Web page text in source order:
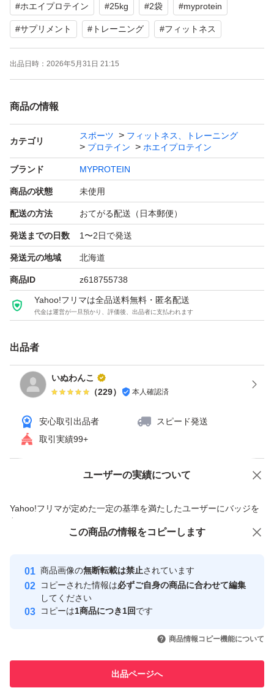
飽和脂肪酸6.0g2.1g
炭水化物15g5.2g
タンパク質62g22g
ストロベリーアイス
1食あたり：35g
100gあたり1食あたり
熱量1683kJ/399kcal589kJ/140kcal
脂質10g3.5g
飽和脂肪酸6.0g2.1g
炭水化物15g5.2g
糖類12g4.2g
タンパク質61g22g
よろしくお願いいたします。
#ホエイプロテイン #25kg #2袋 #myprotein
#サプリメント # トレーニング #フィットネス
出品日時： 2026年5月31日 21:15
商品の情報
カテゴリ
スポーツ
フィットネス、トレーニング
プロテイン
ホエイプロテイン
ブランド MYPROTEIN
商品の状態 未使用
配送の方法 おてがる配送（日本郵便）
発送までの日数 1〜2日で発送
発送元の地域 北海道
商品ID z618755738
Yahoo!フリマは全品送料無料・匿名配送
代金は運営が一旦預かり、評価後、出品者に支払われます
出品者
いぬわんこ
（229） 本人確認済
安心取引出品者
スピード発送
取引実績99+
ユーザーの実績について
Yahoo!フリマが定めた一定の基準を満たしたユーザーにバッジを
付与しています
安心取引出品者
心・安全なユーザーです
取引実績
引を完了させた実績があります
での取引実績があります
価格の相談 商品への質問
この商品の情報をコピーします
商品画像の無断転載は禁止されています
コピーされた情報は必ずご自身の商品に合わせて編集
してください
コピーは1商品につき1回です
商品情報コピー機能について
出品ページへ
この商品をみている人にオススメ